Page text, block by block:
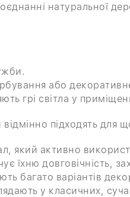
натуральної
або
грі світла у
підходять для
який активно
їхню довговічність,
багато варіантів
у класичних,